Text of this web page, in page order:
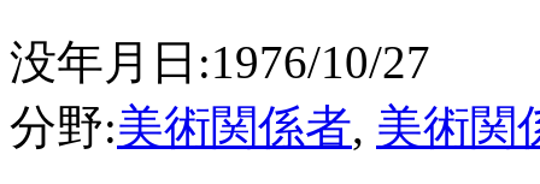
没年月日:1976/10/27
分野:美術関係者, 美術関